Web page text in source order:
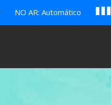
NO AR: Automático A B c